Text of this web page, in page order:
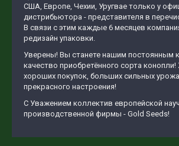
США, Европе, Чехии, Уругвае только у
дистрибьютора - представителя в
В связи с этим каждые 6 месяцев
редизайн упаковки.
Уверены! Вы станете нашим постоянным
качество приобретённого сорта
хороших покупок, больших сильных
прекрасного настроения!
С Уважением коллектив европейской
производственной фирмы - Gold Seeds!